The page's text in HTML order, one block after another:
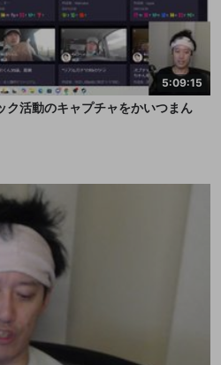
5:09:15
ク活動のキャプチャをかいつまん